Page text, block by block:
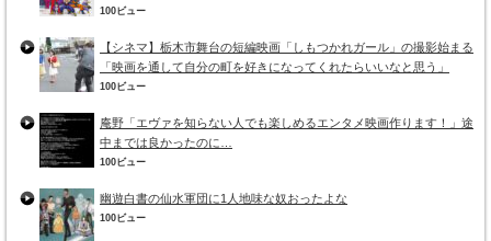
100ビュー
【シネマ】栃木市舞台の短編映画「しもつかれガール」の撮影始まる
「映画を通して自分の町を好きになってくれたらいいなと思う」
100ビュー
庵野「エヴァを知らない人でも楽しめるエンタメ映画作ります！」途
中までは良かったのに…
100ビュー
幽遊白書の仙水軍団に1人地味な奴おったよな
100ビュー